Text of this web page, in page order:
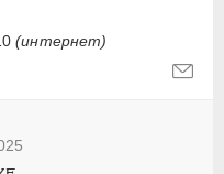
(интернет)